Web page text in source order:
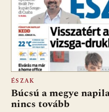
ÉSZAK
Búcsú a megye
nincs tovább